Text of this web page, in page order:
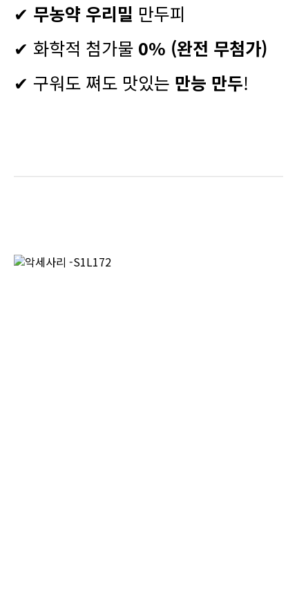
✔ 무농약 우리밀 만두피
✔ 화학적 첨가물 0% (완전 무첨가)
✔ 구워도 쪄도 맛있는 만능 만두!